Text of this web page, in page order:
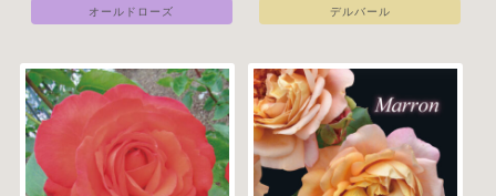
オールドローズ
デルバール